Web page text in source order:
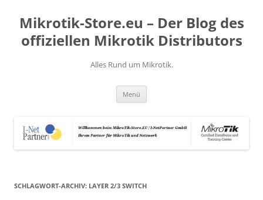
springen
Mikrotik-Store.eu – Der Blog des
offiziellen Mikrotik Distributors
Alles Rund um Mikrotik.
Menü
SCHLAGWORT-ARCHIV: LAYER 2/3 SWITCH